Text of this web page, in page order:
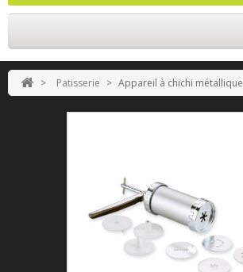
> Patisserie > Appareil à chichi métallique